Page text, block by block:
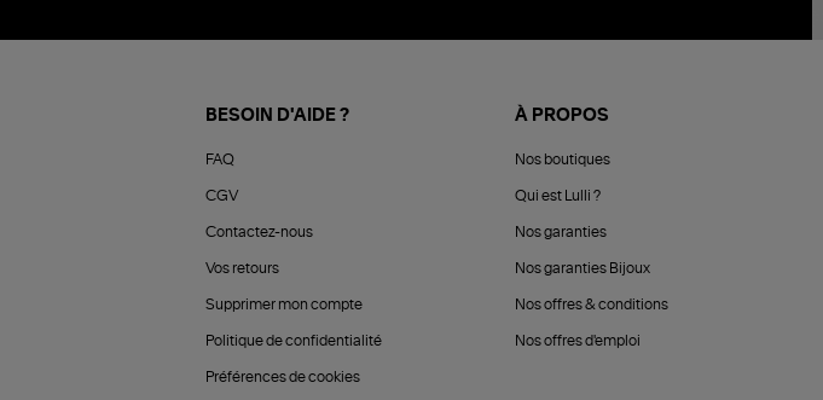
BESOIN D'AIDE ?
FAQ
CGV
Contactez-nous
Vos retours
Supprimer mon compte
Politique de confidentialité
Préférences de cookies
À PROPOS
Nos boutiques
Qui est Lulli ?
Nos garanties
Nos garanties Bijoux
Nos offres & conditions
Nos offres d'emploi